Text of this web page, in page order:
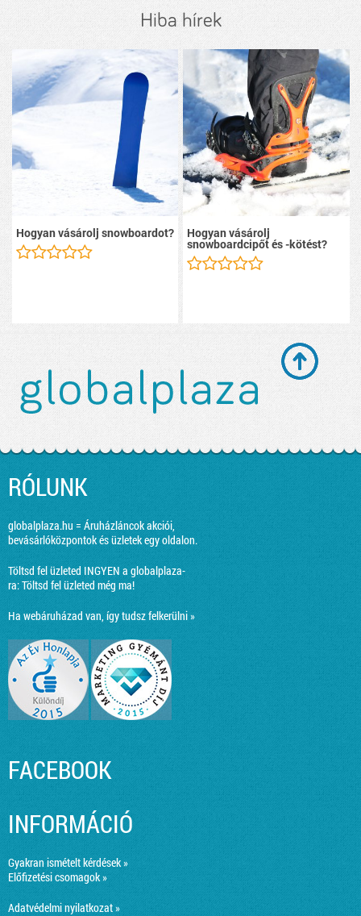
Hiba hírek
Hogyan vásárolj snowboardot? Hogyan vásárolj
snowboardcipőt és -kötést?
RÓLUNK
globalplaza.hu = Áruházláncok akciói,
bevásárlóközpontok és üzletek egy oldalon.
Töltsd fel üzleted INGYEN a globalplaza-
ra:Töltsd fel üzleted még ma!
Ha webáruházad van, így tudsz felkerülni »
FACEBOOK
INFORMÁCIÓ
Gyakran ismételt kérdések »
Előfizetési csomagok »
Adatvédelmi nyilatkozat »